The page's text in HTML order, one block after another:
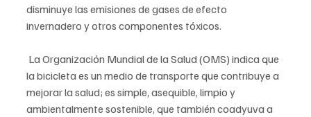
disminuye las emisiones de gases de efecto
invernadero y otros componentes tóxicos.
la bicicleta es un medio de transporte que contribuye a
mejorar la salud; es simple, asequible, limpio y
ambientalmente sostenible, que también coadyuva a